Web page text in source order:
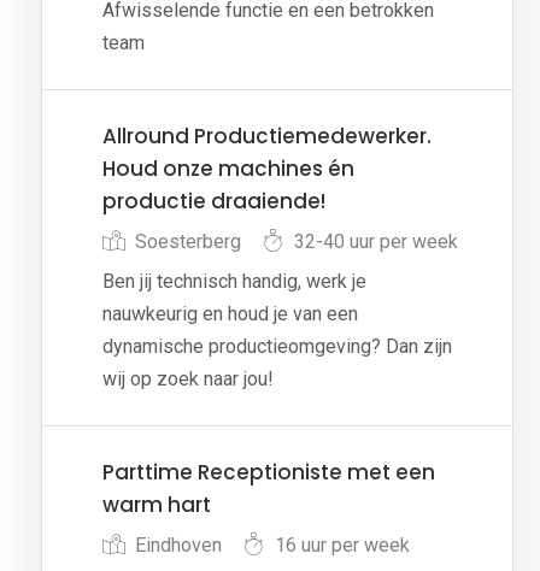
Afwisselende functie en een betrokken
team
Allround Productiemedewerker.
Houd onze machines én
productie draaiende!
Soesterberg
32-40 uur per week
Ben jij technisch handig, werk je
nauwkeurig en houd je van een
dynamische productieomgeving? Dan zijn
wij op zoek naar jou!
Parttime Receptioniste met een
warm hart
Eindhoven
16 uur per week